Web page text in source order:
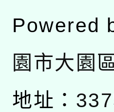
Powered
園市大園
地址：